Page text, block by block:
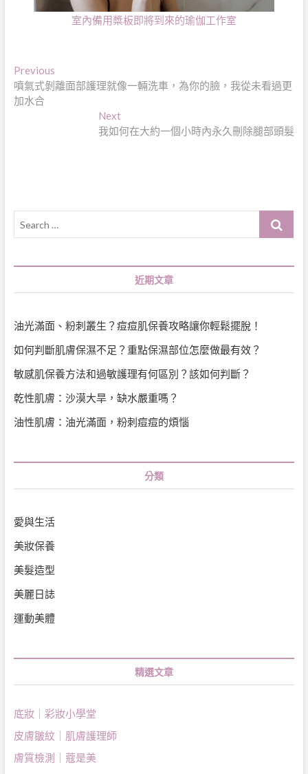
室內備用槳板即將到來的瑜伽工作室
文
章
PreviousPrevious
post:
噴氣式剝離面部護理就像一輛洗車，為你的臉，我從未看過更
加水合
NextNext
post:
我如何在大約一個小時內永久刪除腿部頭髮
Search
近期文章
油光滿面、粉刺叢生？痘痘肌保養攻略讓你輕鬆擺脫！
如何判斷肌膚保濕不足？重點保濕部位怎麼做最有效？
敏感肌保養方法和過敏護理有何區別？該如何判斷？
乾性肌膚：沙漠大旱，缺水嚴重嗎？
油性肌膚：油光滿面，粉刺痘痘的煩惱
分類
愛與生活
美妝保養
美髮造型
美麗日誌
運動美體
精選文章
底妝｜彩妝小學堂
皮膚皺紋｜肌膚護理師
膚質檢測｜蔻是美